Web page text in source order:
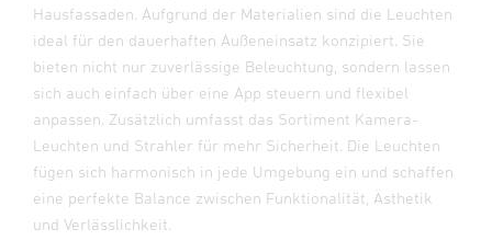
Hausfassaden. Aufgrund der Materialien sind die Leuchten
ideal für den dauerhaften Außeneinsatz konzipiert. Sie
bieten nicht nur zuverlässige Beleuchtung, sondern lassen
sich auch einfach über eine App steuern und flexibel
anpassen. Zusätzlich umfasst das Sortiment Kamera-
Leuchten und Strahler für mehr Sicherheit. Die Leuchten
fügen sich harmonisch in jede Umgebung ein und schaffen
eine perfekte Balance zwischen Funktionalität, Ästhetik
und Verlässlichkeit.